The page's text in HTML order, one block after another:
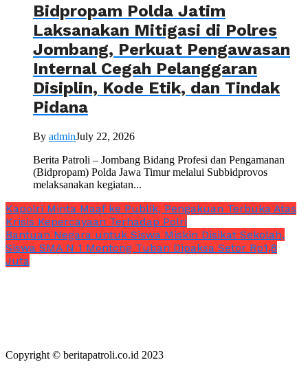
Bidpropam Polda Jatim
Laksanakan Mitigasi di Polres
Jombang, Perkuat Pengawasan
Internal Cegah Pelanggaran
Disiplin, Kode Etik, dan Tindak
Pidana
By adminJuly 22, 2026
Berita Patroli – Jombang Bidang Profesi dan Pengamanan
(Bidpropam) Polda Jawa Timur melalui Subbidprovos
melaksanakan kegiatan...
Kapolri Minta Maaf ke Publik, Pengakuan Terbuka Atas
Krisis Kepercayaan Terhadap Polri
Bantuan Negara untuk Siswa Miskin Disikat Sekolah,
Siswa SMA N 1 Montong Tuban Dipaksa Setor Rp1,8
Juta
Copyright © beritapatroli.co.id 2023